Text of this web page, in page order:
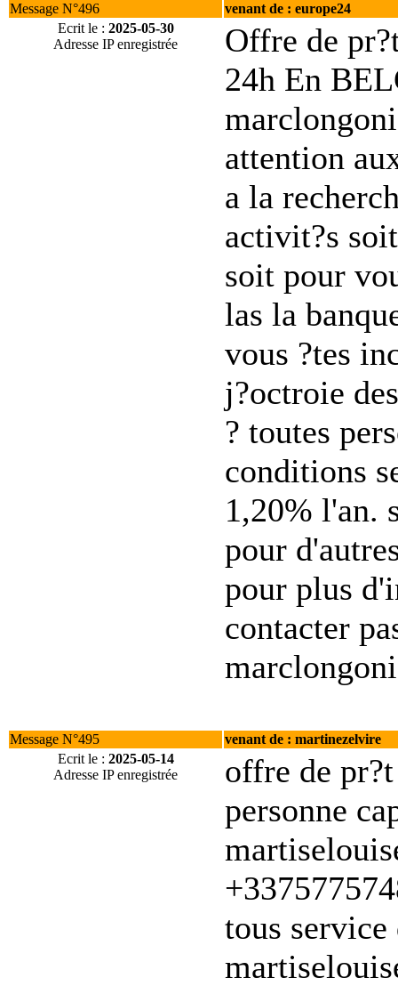
Message N°496
venant de : europe24
Ecrit le : 2025-05-30
Adresse IP enregistrée
Offre de
24h En
attention
a la
activit?s
soit pour
las la
vous ?tes
j?octroie
? toutes
conditions
1,20% l'an.
pour
pour plus
contacter
Message N°495
venant de : martinezelvire
Ecrit le : 2025-05-14
Adresse IP enregistrée
offre de
personne
tous